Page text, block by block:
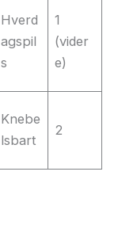
Hverd
agspil
s
1
(vider
e)
Knebe
lsbart
2